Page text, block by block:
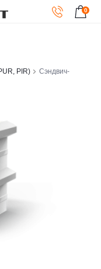
0
PIR)
Сэндвич-